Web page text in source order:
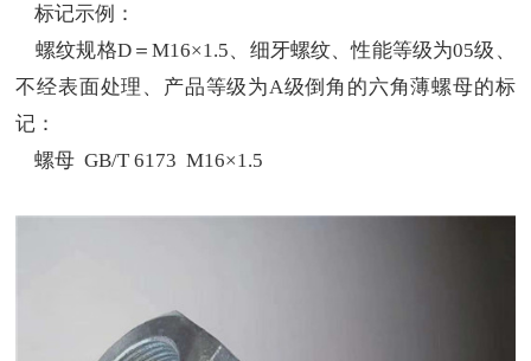
标记示例：
螺纹规格D＝M16×1.5、细牙螺纹、性能等级为05级、
不经表面处理、产品等级为A级倒角的六角薄螺母的标
记：
螺母 GB/T 6173 M16×1.5